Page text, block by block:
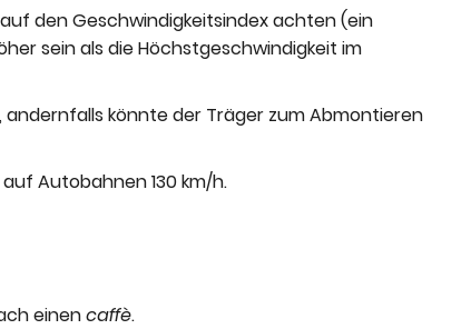
den Geschwindigkeitsindex achten (ein
sein als die Höchstgeschwindigkeit im
könnte der Träger zum Abmontieren
Autobahnen 130 km/h.
einencaffè.